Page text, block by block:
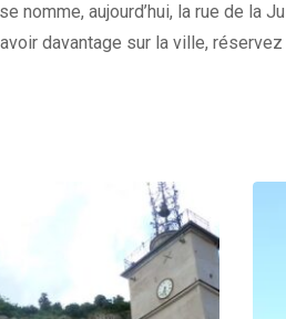
nomme, aujourd’hui, la rue de la
davantage sur la ville,